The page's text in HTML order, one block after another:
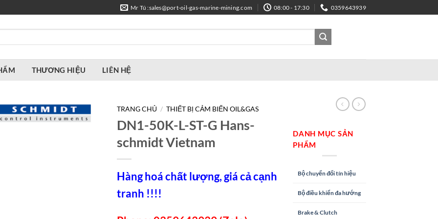
Mr Tú :sales@port-oil-gas-marine-mining.com 08:00 - 17:30 0359643939
THƯƠNG HIỆU LIÊN HỆ
TRANG CHỦ / THIẾT BỊ CẢM BIẾN OIL&GAS
DN1-50K-L-ST-G Hans-
schmidt Vietnam
Hàng hoá chất lượng, giá cả cạnh
tranh !!!!
DANH MỤC SẢN
PHẨM
Bộ chuyển đổi tín hiệu
Bộ điều khiển đa hướng
Brake & Clutch